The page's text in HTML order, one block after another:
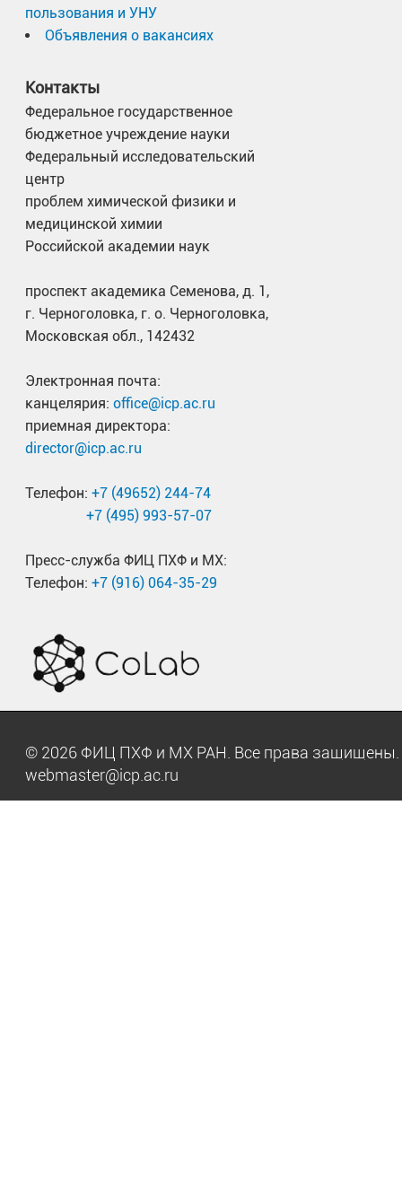
пользования и УНУ
Объявления о вакансиях
Контакты
Федеральное государственное
бюджетное учреждение науки
Федеральный исследовательский
центр
проблем химической физики и
медицинской химии
Российской академии наук
проспект академика Семенова, д. 1,
г. Черноголовка, г. о. Черноголовка,
Московская обл., 142432
Электронная почта:
канцелярия: office@icp.ac.ru
приемная директора:
director@icp.ac.ru
Телефон: +7 (49652) 244-74
+7 (495) 993-57-07
Пресс-служба ФИЦ ПХФ и МХ:
Телефон: +7 (916) 064-35-29
© 2026 ФИЦ ПХФ и МХ РАН. Все права
webmaster@icp.ac.ru